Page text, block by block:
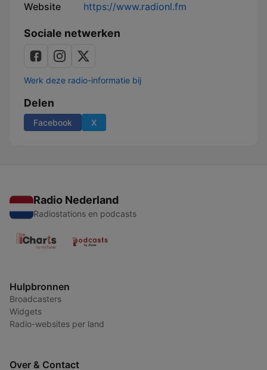
Website https://www.radionl.fm
Sociale netwerken
Werk deze radio-informatie bij
Delen
Facebook X
Radio Nederland
Radiostations en podcasts
Hulpbronnen
Broadcasters
Widgets
Radio-websites per land
Over & Contact